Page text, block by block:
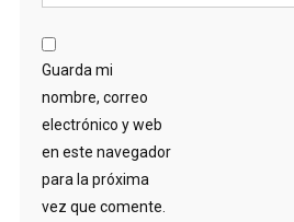
Guarda mi
nombre, correo
electrónico y web
en este navegador
para la próxima
vez que comente.